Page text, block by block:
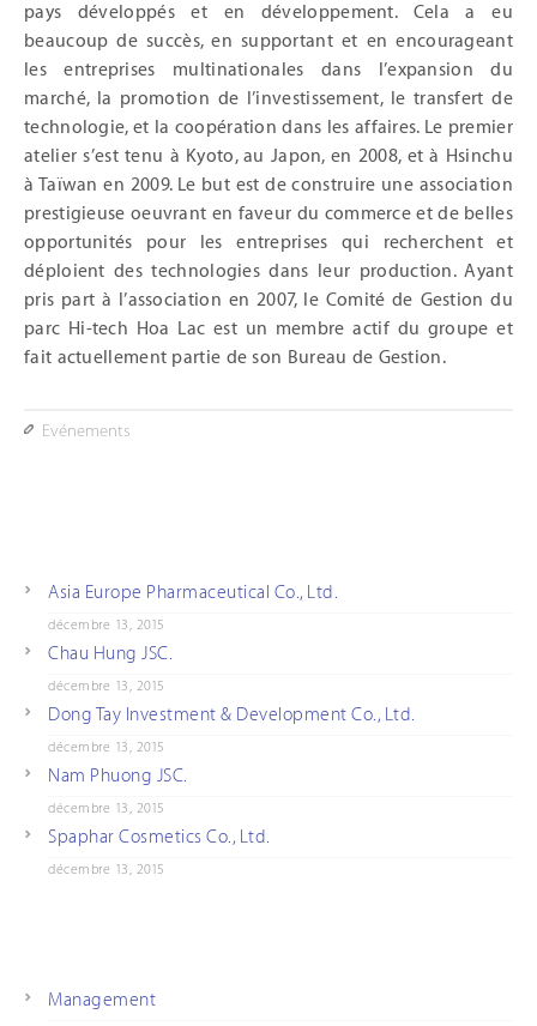
pays développés et en développement. Cela a eu
beaucoup de succès, en supportant et en encourageant
les entreprises multinationales dans l’expansion du
marché, la promotion de l’investissement, le transfert de
technologie, et la coopération dans les affaires. Le premier
atelier s’est tenu à Kyoto, au Japon, en 2008, et à Hsinchu
à Taïwan en 2009. Le but est de construire une association
prestigieuse oeuvrant en faveur du commerce et de belles
opportunités pour les entreprises qui recherchent et
déploient des technologies dans leur production. Ayant
pris part à l’association en 2007, le Comité de Gestion du
parc Hi-tech Hoa Lac est un membre actif du groupe et
fait actuellement partie de son Bureau de Gestion.
Evénements
Asia Europe Pharmaceutical Co., Ltd.
décembre 13, 2015
Chau Hung JSC.
décembre 13, 2015
Dong Tay Investment & Development Co., Ltd.
décembre 13, 2015
Nam Phuong JSC.
décembre 13, 2015
Spaphar Cosmetics Co., Ltd.
décembre 13, 2015
Management